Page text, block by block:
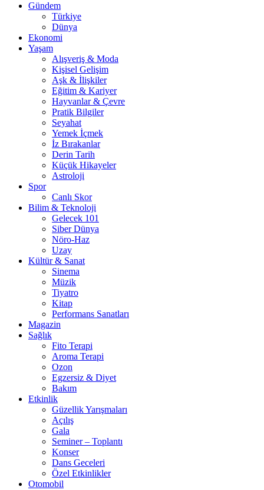
Gündem
Türkiye
Dünya
Ekonomi
Yaşam
Alışveriş & Moda
Kişisel Gelişim
Aşk & İlişkiler
Eğitim & Kariyer
Hayvanlar & Çevre
Pratik Bilgiler
Seyahat
Yemek İçmek
İz Bırakanlar
Derin Tarih
Küçük Hikayeler
Astroloji
Spor
Canlı Skor
Bilim & Teknoloji
Gelecek 101
Siber Dünya
Nöro-Haz
Uzay
Kültür & Sanat
Sinema
Müzik
Tiyatro
Kitap
Performans Sanatları
Magazin
Sağlık
Fito Terapi
Aroma Terapi
Ozon
Egzersiz & Diyet
Bakım
Etkinlik
Güzellik Yarışmaları
Açılış
Gala
Seminer – Toplantı
Konser
Dans Geceleri
Özel Etkinlikler
Otomobil